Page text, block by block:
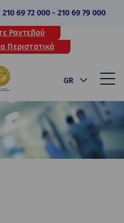
210 69 72 000- 210 69 79 000
Ραντεβού
Περιστατικά
GR